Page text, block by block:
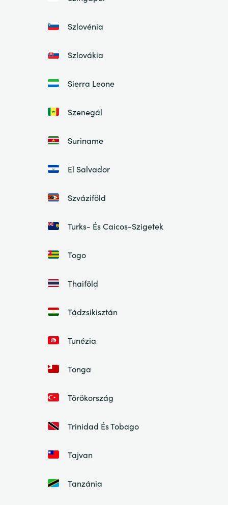
Szlovénia
Szlovákia
Sierra Leone
Szenegál
Suriname
El Salvador
Szváziföld
Turks- És Caicos-Szigetek
Togo
Thaiföld
Tádzsikisztán
Tunézia
Tonga
Törökország
Trinidad És Tobago
Tajvan
Tanzánia